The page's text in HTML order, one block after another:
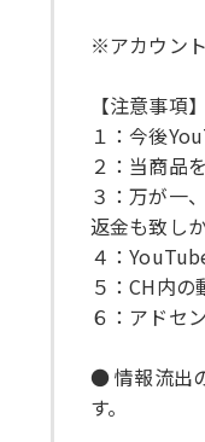
※アカウン
【注意事項】
１：今後
２：当商品
３：万が一
返金も致し
４：
５：CH内
６：アドセ
● 情報流出
す。